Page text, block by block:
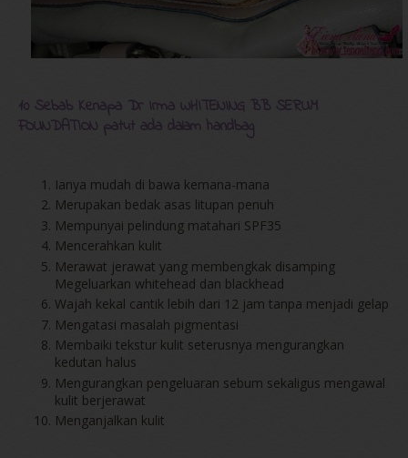
10 Sebab Kenapa Dr Irma WHITENING BB SERUM
FOUNDATION patut ada dalam handbag
Ianya mudah di bawa kemana-mana
Merupakan bedak asas litupan penuh
Mempunyai pelindung matahari SPF35
Mencerahkan kulit
Merawat jerawat yang membengkak disamping
Megeluarkan whitehead dan blackhead
Wajah kekal cantik lebih dari 12 jam tanpa menjadi gelap
Mengatasi masalah pigmentasi
Membaiki tekstur kulit seterusnya mengurangkan
kedutan halus
Mengurangkan pengeluaran sebum sekaligus mengawal
kulit berjerawat
Menganjalkan kulit